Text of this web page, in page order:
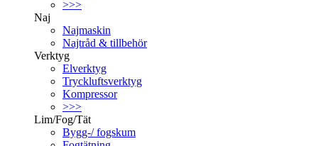
>>>
Naj
Najmaskin
Najtråd & tillbehör
Verktyg
Elverktyg
Tryckluftsverktyg
Kompressor
>>>
Lim/Fog/Tät
Bygg-/ fogskum